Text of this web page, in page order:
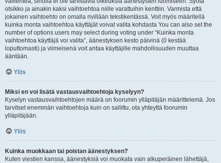
otsikko ja ainakin kaksi vaihtoehtoa niille varattuihin kenttiin. Varmista että
jokainen vaihtoehto on omalla rivillään tekstikentässä. Voit myös määritellä
kuinka monta vaihtoehtoa käyttäjät voivat valita kohdasta You can also set the
number of options users may select during voting under “Kuinka monta
vaihtoehtoa käyttäjä voi valita”, äänestyksen kesto päivinä (0 kestää
loputtomasti) ja viimeisenä voit antaa käyttäjille mahdollisuuden muuttaa
ääntään.
Ylös
Miksi en voi lisätä vastausvaihtoehtoja kyselyyn?
Kyselyn vastausvaihtoehtojen määrä on foorumin ylläpitäjän määrittelemä. Jos
tarvitset enemmän vaihtoehtoja kuin on sallittu, ota yhteyttä foorumin
ylläpitäjään.
Ylös
Kuinka muokkaan tai poistan äänestyksen?
Kuten viestien kanssa, äänestyksiä voi muokata vain alkuperäinen lähettäjä,